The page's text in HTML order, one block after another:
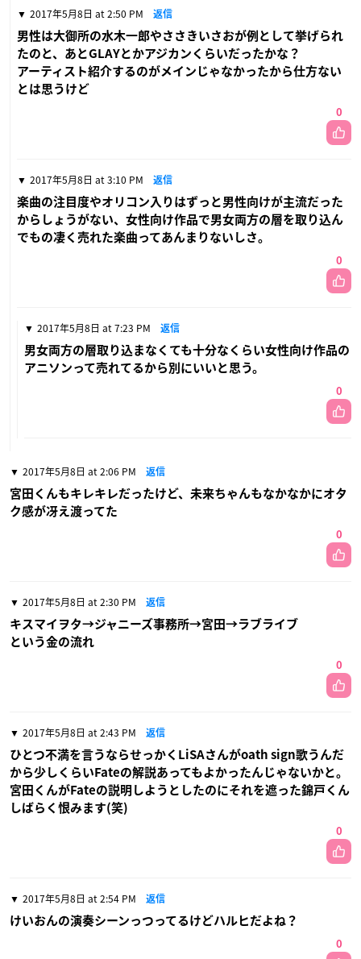
2017年5月8日 at 2:50 PM 返信
男性は大御所の水木一郎やささきいさおが例として挙げられ
たのと、あとGLAYとかアジカンくらいだったかな？
アーティスト紹介するのがメインじゃなかったから仕方ない
とは思うけど
0
2017年5月8日 at 3:10 PM 返信
楽曲の注目度やオリコン入りはずっと男性向けが主流だった
からしょうがない、女性向け作品で男女両方の層を取り込ん
でもの凄く売れた楽曲ってあんまりないしさ。
0
2017年5月8日 at 7:23 PM 返信
男女両方の層取り込まなくても十分なくらい女性向け作品の
アニソンって売れてるから別にいいと思う。
0
2017年5月8日 at 2:06 PM 返信
宮田くんもキレキレだったけど、未来ちゃんもなかなかにオタ
ク感が冴え渡ってた
0
2017年5月8日 at 2:30 PM 返信
キスマイヲタ→ジャニーズ事務所→宮田→ラブライブ
という金の流れ
0
2017年5月8日 at 2:43 PM 返信
ひとつ不満を言うならせっかくLiSAさんがoath sign歌うんだ
から少しくらいFateの解説あってもよかったんじゃないかと。
宮田くんがFateの説明しようとしたのにそれを遮った錦戸くん
しばらく恨みます(笑)
0
2017年5月8日 at 2:54 PM 返信
けいおんの演奏シーンっつってるけどハルヒだよね？
0